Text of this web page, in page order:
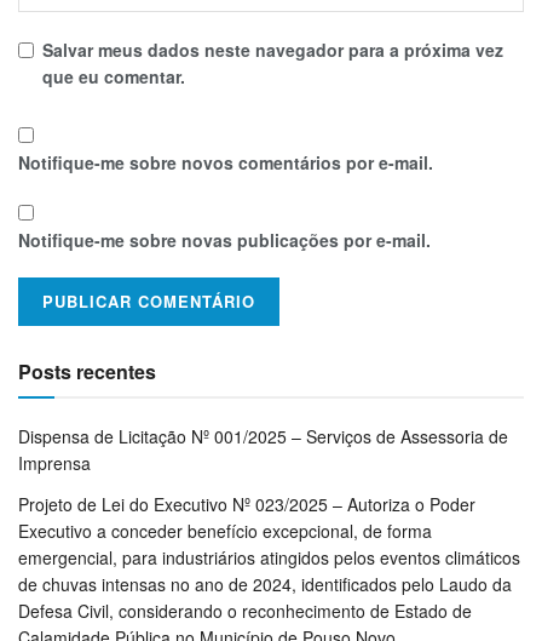
Salvar meus dados neste navegador para a próxima vez
que eu comentar.
Notifique-me sobre novos comentários por e-mail.
Notifique-me sobre novas publicações por e-mail.
Posts recentes
Dispensa de Licitação Nº 001/2025 – Serviços de Assessoria de
Imprensa
Projeto de Lei do Executivo Nº 023/2025 – Autoriza o Poder
Executivo a conceder benefício excepcional, de forma
emergencial, para industriários atingidos pelos eventos climáticos
de chuvas intensas no ano de 2024, identificados pelo Laudo da
Defesa Civil, considerando o reconhecimento de Estado de